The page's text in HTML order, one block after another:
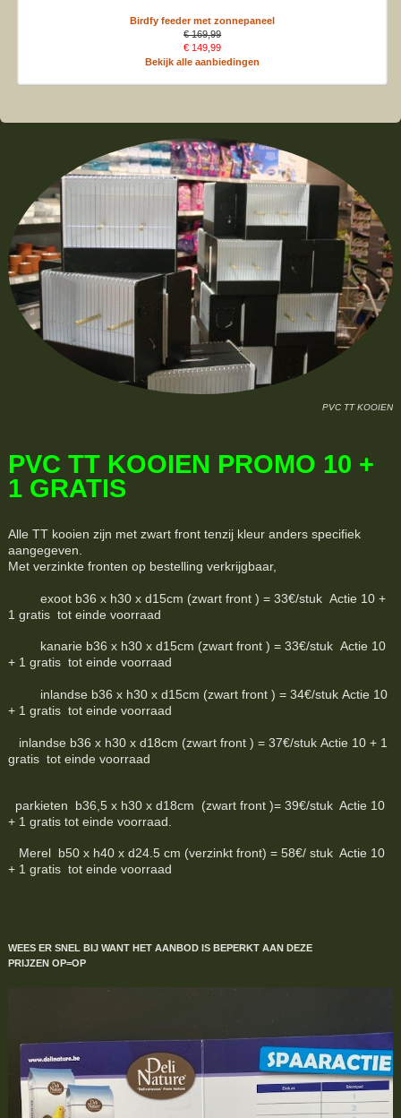
Birdfy feeder met zonnepaneel
€ 169,99
€ 149,99
Bekijk alle aanbiedingen
PVC TT KOOIEN
PVC TT KOOIEN PROMO 10 +
1 GRATIS
Alle TT kooien zijn met zwart front tenzij kleur anders specifiek
aangegeven.
Met verzinkte fronten op bestelling verkrijgbaar,
exoot b36 x h30 x d15cm (zwart front ) = 33€/stuk Actie 10 +
1 gratis tot einde voorraad
kanarie b36 x h30 x d15cm (zwart front ) = 33€/stuk Actie 10
+ 1 gratis tot einde voorraad
inlandse b36 x h30 x d15cm (zwart front ) = 34€/stuk Actie 10
+ 1 gratis tot einde voorraad
inlandse b36 x h30 x d18cm (zwart front ) = 37€/stuk Actie 10 + 1
gratis tot einde voorraad
parkieten b36,5 x h30 x d18cm (zwart front )= 39€/stuk Actie 10
+ 1 gratis tot einde voorraad.
Merel b50 x h40 x d24.5 cm (verzinkt front) = 58€/ stuk Actie 10
+ 1 gratis tot einde voorraad
WEES ER SNEL BIJ WANT HET AANBOD IS BEPERKTAAN DEZE
PRIJZEN OP=OP